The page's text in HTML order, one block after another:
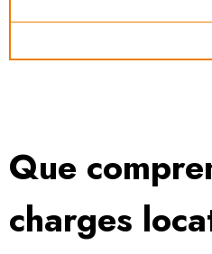
Que
charges